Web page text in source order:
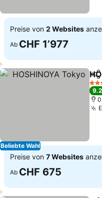
Preise von 2 Websites
Ab CHF 1’977
Beliebte Wahl
5
9.2
Preise von 7 Websites
Ab CHF 675